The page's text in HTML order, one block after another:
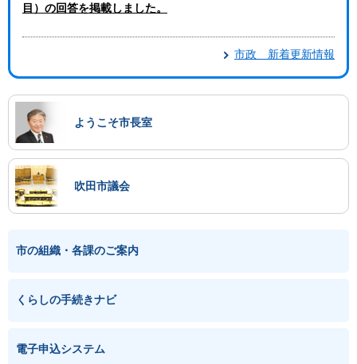
目）の回答を掲載しました。
市政 新着更新情報
ようこそ市長室
吹田市議会
市の組織・各課のご案内
くらしの手続きナビ
電子申込システム